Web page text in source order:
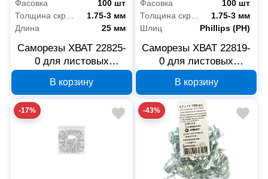
Фасовка
100 шт
1.75-3 мм
Длина
25 мм
Саморезы ХВАТ 22825-
0 для листовых
x 25 мм, 100 шт
В корзину
Фасовка
100 шт
Толщина скрепляемых материалов
1.75-3 мм
Шлиц
Phillips (PH)
Саморезы ХВАТ 22819-
0 для листовых
x 19 мм, 100 шт
В корзину
-17% -43%